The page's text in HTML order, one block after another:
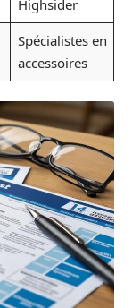
Highsider
Spécialistes en
accessoires